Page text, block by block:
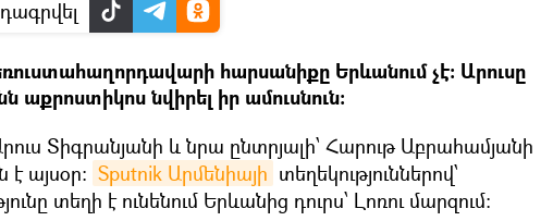
հարսանիքը Երևանում չէ։ Արուսը
աքրոստիկոս նվիրել իր ամուսնուն։
Տիգրանյանի և նրա ընտրյալի՝ Հարութ Աբրահամյանի
այսօր։ Sputnik Արմենիայի տեղեկություններով՝
տեղի է ունենում Երևանից դուրս՝ Լոռու մարզում։